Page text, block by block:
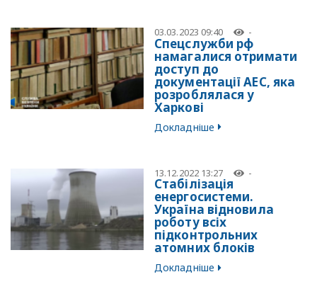
03.03.2023 09:40 -
Спецслужби рф
намагалися отримати
доступ до
документації АЕС, яка
розроблялася у
Харкові
Докладніше
13.12.2022 13:27 -
Стабілізація
енергосистеми.
Україна відновила
роботу всіх
підконтрольних
атомних блоків
Докладніше